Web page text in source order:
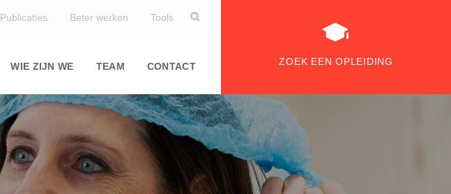
Publicaties Beter werken Tools
WIE ZIJN WE TEAM CONTACT ZOEK EEN OPLEIDING